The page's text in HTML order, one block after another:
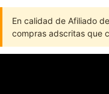
En calidad de Afiliado
compras adscritas que